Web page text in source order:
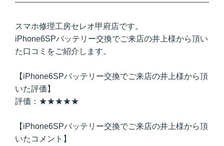
スマホ修理工房セレオ甲府店です。
iPhone6SPバッテリー交換でご来店の井上様から頂い
た口コミをご紹介します。
【iPhone6SPバッテリー交換でご来店の井上様から頂
いた評価】
評価：★★★★★
【iPhone6SPバッテリー交換でご来店の井上様から頂
いたコメント】